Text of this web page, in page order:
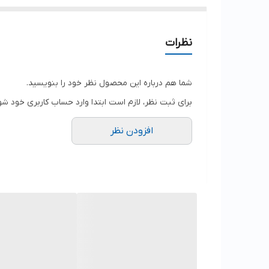
نظرات
شما هم درباره این محصول نظر خود را بنویسید.
برای ثبت نظر، لازم است ابتدا وارد حساب کاربری خود
افزودن نظر